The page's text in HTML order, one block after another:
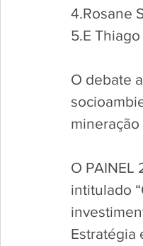
4.Rosane
5.E
O debate
mineração
O PAINEL
intitulado
Estratégia